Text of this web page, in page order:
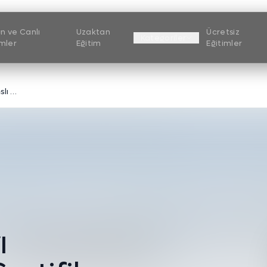
ve Canlı
Uzaktan
Eğitim
Ücretsiz
Eğitimler
HPLC - Yüksek Performanslı Sıvı Kromatografisi Sertifika Programı
ı